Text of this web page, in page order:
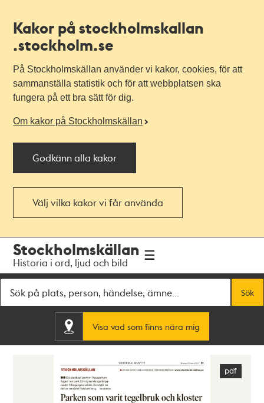
Kakor på stockholmskallan
.stockholm.se
På Stockholmskällan använder vi kakor, cookies, för att
sammanställa statistik och för att webbplatsen ska
fungera på ett bra sätt för dig.
Om kakor på Stockholmskällan
Godkänn alla kakor
Välj vilka kakor vi får använda
navigationen
huvudinnehållet
Stockholmskällan
Historia i ord, ljud och bild
Sök
Visa vad som finns nära mig